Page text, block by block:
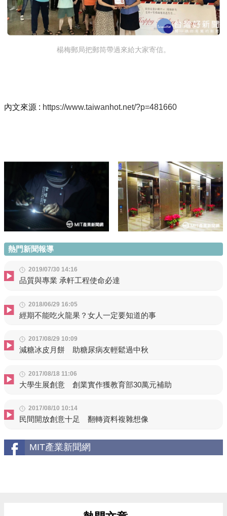
楊梅郵局把郵筒帶過來給大家寄信。
內文來源 : https://www.taiwanhot.net/?p=481660
熱門新聞報導
2019/07/30 14:16
品質與專業 承軒工程使命必達
2018/06/29 16:05
經期不能吃火龍果？女人一定要知道的事
2017/08/29 10:09
減糖冰皮月餅 助糖尿病友輕鬆過中秋
2017/08/18 11:06
大學生展創意 創業實作獲教育部30萬元補助
2017/08/10 10:14
民間開放創意十足 翻轉資料複雜想像
MIT產業新聞網